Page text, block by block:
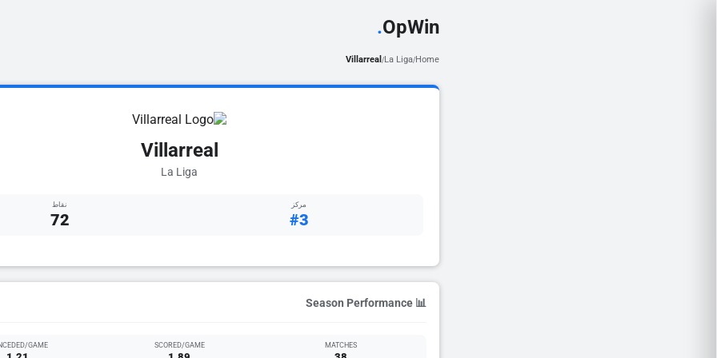
OpWin
.
Home
/
La Liga
/
Villarreal
Villarreal
La Liga
مركز
#3
نقاط
72
📊 Season Performance
MATCHES
SCORED/GAME
GAME